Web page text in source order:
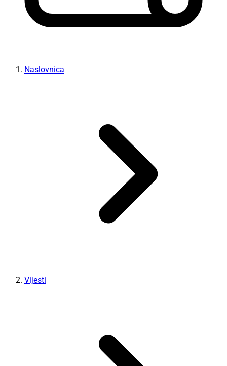
Naslovnica
Vijesti